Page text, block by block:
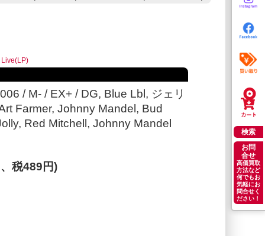
検索
お問
合せ
高価買取
方法など
何でもお
気軽にお
問合せく
ださい！
Live(LP)
/ M- / EX+ / DG, Blue Lbl, ジェリ
Farmer, Johnny Mandel, Bud
Red Mitchell, Johnny Mandel
税489円)